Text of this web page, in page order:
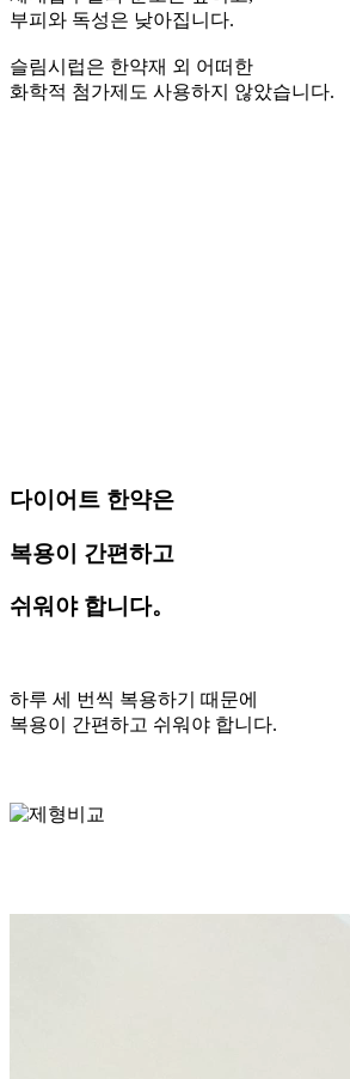
부피와 독성은 낮아집니다.
슬림시럽은 한약재 외 어떠한
화학적 첨가제도 사용하지 않았습니다.
다이어트 한약은
복용이 간편하고
쉬워야 합니다。
하루 세 번씩 복용하기 때문에
복용이 간편하고 쉬워야 합니다.